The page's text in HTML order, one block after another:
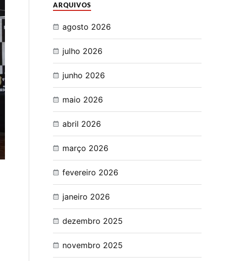
ARQUIVOS
agosto 2026
julho 2026
junho 2026
maio 2026
abril 2026
março 2026
fevereiro 2026
janeiro 2026
dezembro 2025
novembro 2025